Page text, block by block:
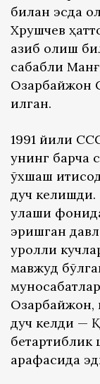
билан эсда
Хрушчев
қазиб олиш
сабабли
Озарбайжон
қилган.
1991 йили
унинг барча
ўхшаш
дуч келишди.
қулаши
эришган
қуролли
мавжуд
Озарбайжон,
дуч келди —
бетартиблик
арафасида